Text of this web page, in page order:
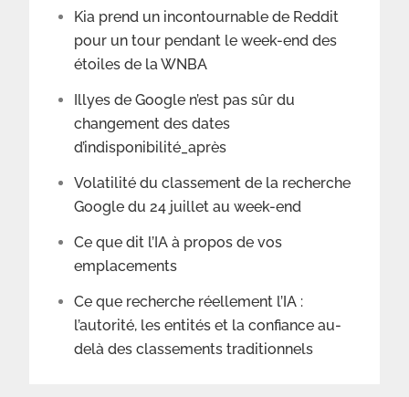
Kia prend un incontournable de Reddit
pour un tour pendant le week-end des
étoiles de la WNBA
Illyes de Google n’est pas sûr du
changement des dates
d’indisponibilité_après
Volatilité du classement de la recherche
Google du 24 juillet au week-end
Ce que dit l’IA à propos de vos
emplacements
Ce que recherche réellement l’IA :
l’autorité, les entités et la confiance au-
delà des classements traditionnels